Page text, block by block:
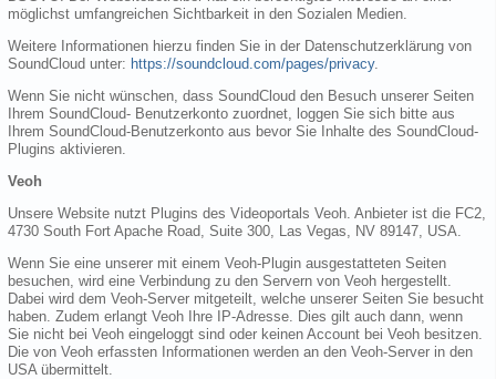
möglichst umfangreichen Sichtbarkeit in den Sozialen Medien.
Weitere Informationen hierzu finden Sie in der Datenschutzerklärung von
SoundCloud unter: https://soundcloud.com/pages/privacy.
Wenn Sie nicht wünschen, dass SoundCloud den Besuch unserer Seiten
Ihrem SoundCloud- Benutzerkonto zuordnet, loggen Sie sich bitte aus
Ihrem SoundCloud-Benutzerkonto aus bevor Sie Inhalte des SoundCloud-
Plugins aktivieren.
Veoh
Unsere Website nutzt Plugins des Videoportals Veoh. Anbieter ist die FC2,
4730 South Fort Apache Road, Suite 300, Las Vegas, NV 89147, USA.
Wenn Sie eine unserer mit einem Veoh-Plugin ausgestatteten Seiten
besuchen, wird eine Verbindung zu den Servern von Veoh hergestellt.
Dabei wird dem Veoh-Server mitgeteilt, welche unserer Seiten Sie besucht
haben. Zudem erlangt Veoh Ihre IP-Adresse. Dies gilt auch dann, wenn
Sie nicht bei Veoh eingeloggt sind oder keinen Account bei Veoh besitzen.
Die von Veoh erfassten Informationen werden an den Veoh-Server in den
USA übermittelt.